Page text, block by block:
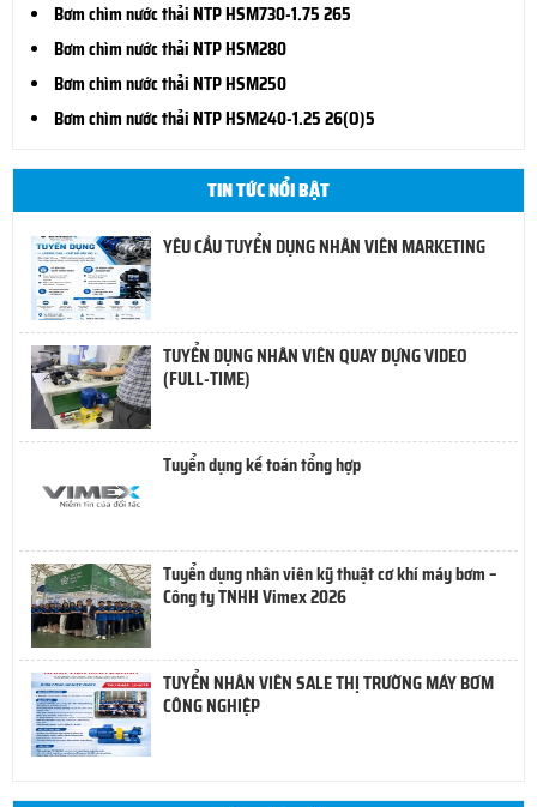
Bơm chìm nước thải NTP HSM730-1.75 265
Bơm chìm nước thải NTP HSM280
Bơm chìm nước thải NTP HSM250
Bơm chìm nước thải NTP HSM240-1.25 26(O)5
TIN TỨC NỔI BẬT
YÊU CẦU TUYỂN DỤNG NHÂN VIÊN MARKETING
TUYỂN DỤNG NHÂN VIÊN QUAY DỰNG VIDEO
(FULL-TIME)
Tuyển dụng kế toán tổng hợp
Tuyển dụng nhân viên kỹ thuật cơ khí máy bơm –
Công ty TNHH Vimex 2026
TUYỂN NHÂN VIÊN SALE THỊ TRƯỜNG MÁY BƠM
CÔNG NGHIỆP